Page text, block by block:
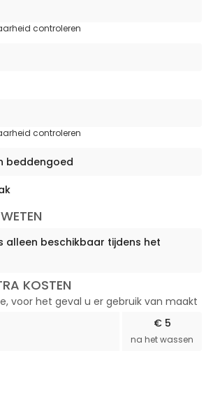
controleren
controleren
beddengoed
alleen beschikbaar tijdens het
KOSTEN
voor het geval u er gebruik van maakt
€ 5
na het wassen